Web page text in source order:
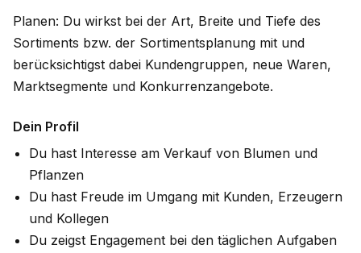
Planen: Du wirkst bei der Art, Breite und Tiefe des
Sortiments bzw. der Sortimentsplanung mit und
berücksichtigst dabei Kundengruppen, neue Waren,
Marktsegmente und Konkurrenzangebote.
Dein Profil
Du hast Interesse am Verkauf von Blumen und
Pflanzen
Du hast Freude im Umgang mit Kunden, Erzeugern
und Kollegen
Du zeigst Engagement bei den täglichen Aufgaben